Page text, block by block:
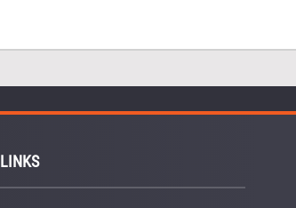
LINKS